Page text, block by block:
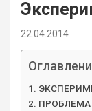
22.04.2014